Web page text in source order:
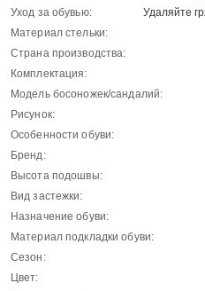
Уход за обувью:
Удаляйте
Материал стельки:
Страна производства:
Комплектация:
Модель босоножек/сандалий:
Рисунок:
Особенности обуви:
Бренд:
Высота подошвы:
Вид застежки:
Назначение обуви:
Материал подкладки обуви:
Сезон:
Цвет: